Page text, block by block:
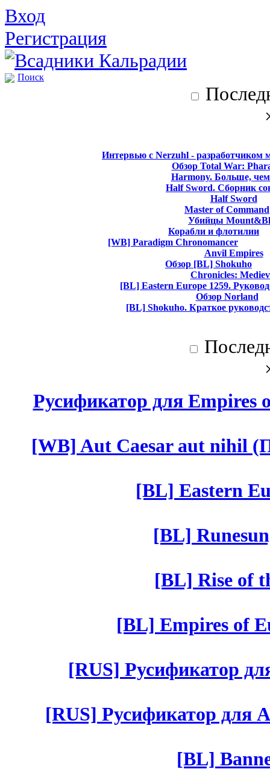
Вход
Регистрация
Поиск
Интервью с Nerzuhl - разработчиком
Обзор Total War:
Harmony. Больше,
Half Sword. Сборник
Half Sword
Master of Command
Убийцы
Корабли и флотилии
[WB] Paradigm Chronomancer
Anvil Empires
Обзор [BL] Shokuho
Chronicles:
[BL] Eastern Europe 1259.
Обзор Norland
[BL] Shokuho. Краткое
Русификатор для Empires
[WB] Aut Caesar aut nihil
[BL] Eastern
[BL]
[BL] Rise of
[BL] Empires of
[RUS] Русификатор
[RUS] Русификатор для
[BL]